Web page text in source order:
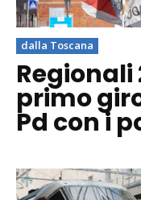
dalla Toscana
Regionali
primo
Pd con i